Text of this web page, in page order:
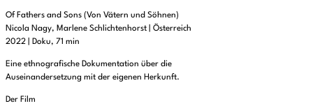
Of Fathers and Sons (Von Vätern und Söhnen)
Nicola Nagy, Marlene Schlichtenhorst | Österreich
2022 | Doku, 71 min
Eine ethnografische Dokumentation über die
Auseinandersetzung mit der eigenen Herkunft.
Der Film